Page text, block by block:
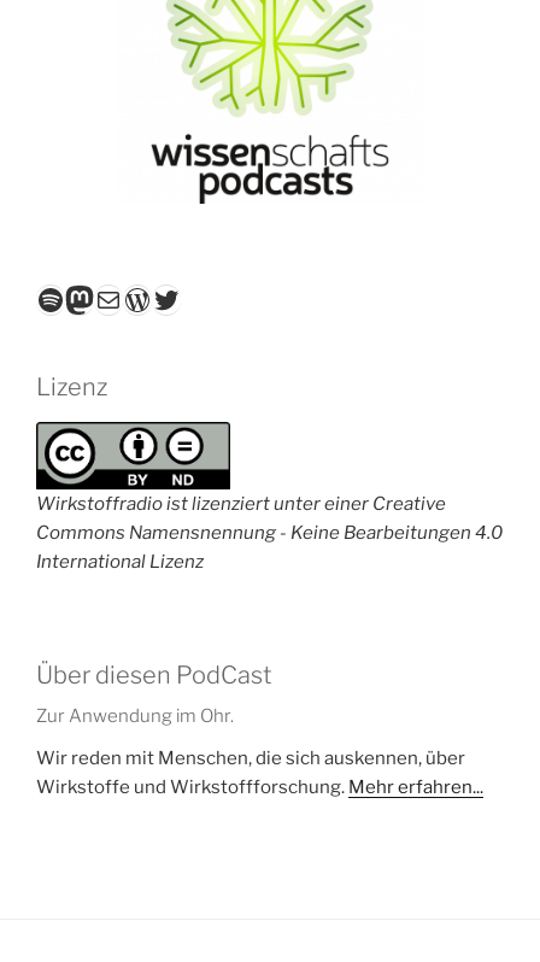
Spotify
Mastodon
E-MailWordPress
Twitter
Lizenz
Wirkstoffradio ist lizenziert unter einer Creative
Commons Namensnennung - Keine Bearbeitungen 4.0
International Lizenz
Über diesen PodCast
Zur Anwendung im Ohr.
Wir reden mit Menschen, die sich auskennen, über
Wirkstoffe und Wirkstoffforschung. Mehr erfahren...